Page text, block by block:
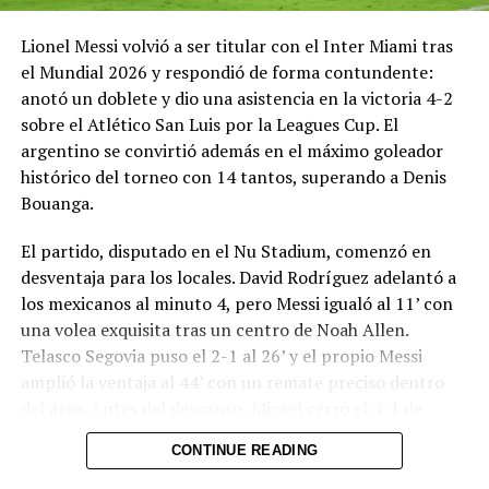
pesar. Su figura discreta, casi siempre al costado de la
imborrable.
El Sanatorio Centro confirmó el deceso sin dar detalles
médicos por respeto a la privacidad familiar. Lionel, que
debía jugar esta noche con Inter Miami por la Leagues
Cup, enfrenta ahora uno de los momentos más duros de
su vida. El fútbol pierde al artífice silencioso que
cima del mundo.
Comparte esto:
Facebook X
Me gusta esto:
Lionel Messi volvió a ser titular con el Inter Miami tras
el Mundial 2026 y respondió de forma contundente:
anotó un doblete y dio una asistencia en la victoria 4-2
sobre el Atlético San Luis por la Leagues Cup. El
argentino se convirtió además en el máximo goleador
histórico del torneo con 14 tantos, superando a Denis
Bouanga.
El partido, disputado en el Nu Stadium, comenzó en
desventaja para los locales. David Rodríguez adelantó a
los mexicanos al minuto 4, pero Messi igualó al 11’ con
una volea exquisita tras un centro de Noah Allen.
Telasco Segovia puso el 2-1 al 26’ y el propio Messi
amplió la ventaja al 44’ con un remate preciso dentro
cabeza a pase de Messi desde un córner. Rafa Llorente
descontó para San Luis en el segundo tiempo.
CONTINUE READING